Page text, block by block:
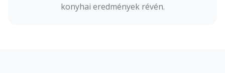
konyhai eredmények révén.